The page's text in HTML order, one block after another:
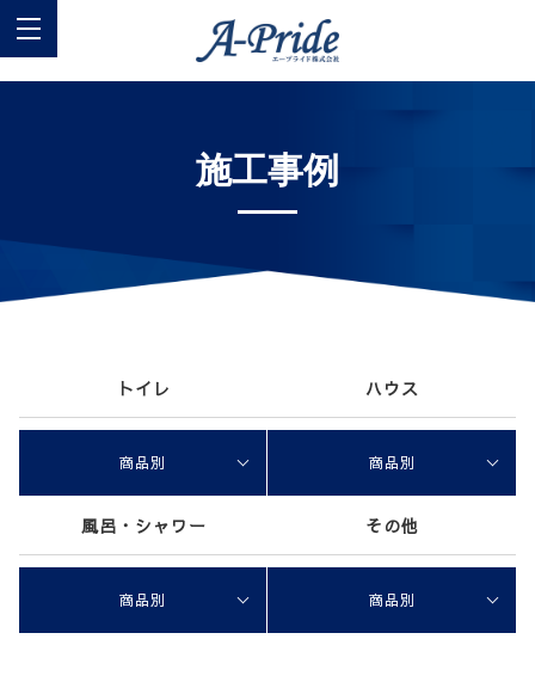
施工事例
トイレ ハウス
商品別 商品別
風呂・シャワー その他
商品別 商品別